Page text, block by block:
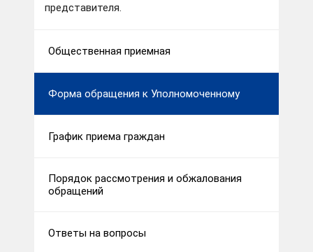
представителя.
Общественная приемная
Форма обращения к Уполномоченному
График приема граждан
Порядок рассмотрения и обжалования
обращений
Ответы на вопросы